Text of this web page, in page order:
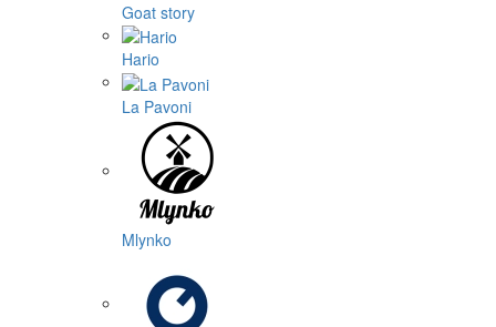
Goat story
Hario
La Pavoni
Mlynko